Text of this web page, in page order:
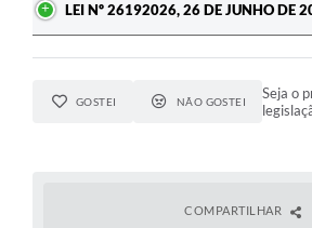
LEI Nº 26192026, 26 DE JUNHO DE
GOSTEI NÃO GOSTEI
Seja o
COMPARTILHAR